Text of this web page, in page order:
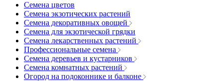
Семена цветов
Семена экзотических растений
Семена декоративных овощей
Семена для экзотической грядки
Семена лекарственных растений
Профессиональные семена
Семена деревьев и кустарников
Семена комнатных растений
Огород на подоконнике и балконе